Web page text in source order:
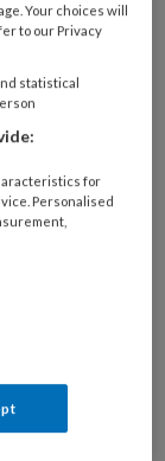
Log dan in
Your choices will
to our Privacy
statistical
for
Personalised